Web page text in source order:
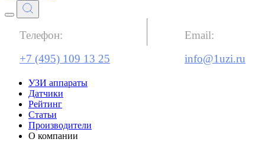
Телефон:
+7 (495) 109 13 25
Email:
info@1uzi.ru
УЗИ аппараты
Датчики
Рейтинг
Статьи
Производители
О компании